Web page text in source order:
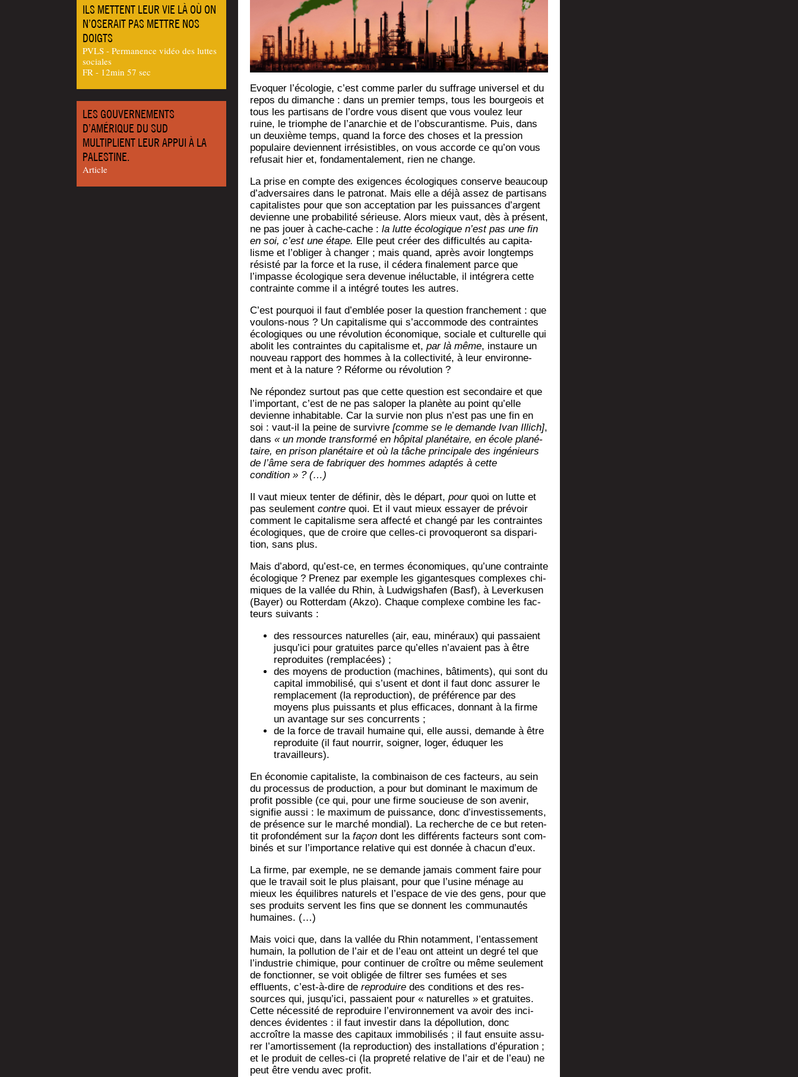
ILS METTENT LEUR VIE LÀ OÙ ON
N’OSERAIT PAS METTRE NOS
DOIGTS
PVLS - Permanence vidéo des luttes
sociales
FR - 12min 57 sec
LES GOUVERNEMENTS
D’AMÉRIQUE DU SUD
MULTIPLIENT LEUR APPUI À LA
PALESTINE.
Article
Evo­quer l’écologie, c’est comme par­ler du suf­frage uni­ver­sel et du
repos du dimanche : dans un pre­mier temps, tous les bour­geois et
tous les par­ti­sans de l’ordre vous disent que vous vou­lez leur
ruine, le triomphe de l’anarchie et de l’obscurantisme. Puis, dans
un deuxième temps, quand la force des choses et la pres­sion
popu­laire deviennent irré­sis­tibles, on vous accorde ce qu’on vous
refu­sait hier et, fon­da­men­ta­le­ment, rien ne change.
La prise en compte des exi­gences éco­lo­giques conserve beau­coup
d’adversaires dans le patro­nat. Mais elle a déjà assez de par­ti­sans
capi­ta­listes pour que son accep­ta­tion par les puis­sances d’argent
devienne une pro­ba­bi­li­té sérieuse. Alors mieux vaut, dès à pré­sent,
ne pas jouer à cache-cache : la lutte éco­lo­gique n’est pas une fin
en soi, c’est une étape. Elle peut créer des dif­fi­cul­tés au capi­ta­
lisme et l’obliger à chan­ger ; mais quand, après avoir long­temps
résis­té par la force et la ruse, il céde­ra fina­le­ment parce que
l’impasse éco­lo­gique sera deve­nue iné­luc­table, il inté­gre­ra cette
contrainte comme il a inté­gré toutes les autres.
C’est pour­quoi il faut d’emblée poser la ques­tion fran­che­ment : que
vou­lons-nous ? Un capi­ta­lisme qui s’accommode des contraintes
éco­lo­giques ou une révo­lu­tion éco­no­mique, sociale et cultu­relle qui
abo­lit les contraintes du capi­ta­lisme et, par là même, ins­taure un
nou­veau rap­port des hommes à la col­lec­ti­vi­té, à leur envi­ron­ne­
ment et à la nature ? Réforme ou révolution ?
Ne répon­dez sur­tout pas que cette ques­tion est secon­daire et que
l’important, c’est de ne pas salo­per la pla­nète au point qu’elle
devienne inha­bi­table. Car la sur­vie non plus n’est pas une fin en
soi : vaut-il la peine de sur­vivre [comme se le demande Ivan Illich],
dans « un monde trans­for­mé en hôpi­tal pla­né­taire, en école pla­né­
taire, en pri­son pla­né­taire et où la tâche prin­ci­pale des ingé­nieurs
de l’âme sera de fabri­quer des hommes adap­tés à cette
condition » ? (…)
Il vaut mieux ten­ter de défi­nir, dès le départ, pourquoi on lutte et
pas seule­ment contrequoi. Et il vaut mieux essayer de pré­voir
com­ment le capi­ta­lisme sera affec­té et chan­gé par les contraintes
éco­lo­giques, que de croire que celles-ci pro­vo­que­ront sa dis­pa­ri­
tion, sans plus.
Mais d’abord, qu’est-ce, en termes éco­no­miques, qu’une contrainte
éco­lo­gique ? Pre­nez par exemple les gigan­tesques com­plexes chi­
miques de la val­lée du Rhin, à Lud­wig­sha­fen (Basf), à Lever­ku­sen
(Bayer) ou Rot­ter­dam (Akzo). Chaque com­plexe com­bine les fac­
teurs suivants :
des res­sources natu­relles (air, eau, miné­raux) qui pas­saient
jusqu’ici pour gra­tuites parce qu’elles n’avaient pas à être
repro­duites (rem­pla­cées) ;
des moyens de pro­duc­tion (machines, bâti­ments), qui sont du
capi­tal immo­bi­li­sé, qui s’usent et dont il faut donc assu­rer le
rem­pla­ce­ment (la repro­duc­tion), de pré­fé­rence par des
moyens plus puis­sants et plus effi­caces, don­nant à la firme
un avan­tage sur ses concurrents ;
de la force de tra­vail humaine qui, elle aus­si, demande à être
repro­duite (il faut nour­rir, soi­gner, loger, édu­quer les
travailleurs).
En éco­no­mie capi­ta­liste, la com­bi­nai­son de ces fac­teurs, au sein
du pro­ces­sus de pro­duc­tion, a pour but domi­nant le maxi­mum de
pro­fit pos­sible (ce qui, pour une firme sou­cieuse de son ave­nir,
signi­fie aus­si : le maxi­mum de puis­sance, donc d’investissements,
de pré­sence sur le mar­ché mon­dial). La recherche de ce but reten­
tit pro­fon­dé­ment sur la façondont les dif­fé­rents fac­teurs sont com­
bi­nés et sur l’importance rela­tive qui est don­née à cha­cun d’eux.
La firme, par exemple, ne se demande jamais com­ment faire pour
que le tra­vail soit le plus plai­sant, pour que l’usine ménage au
mieux les équi­libres natu­rels et l’espace de vie des gens, pour que
ses pro­duits servent les fins que se donnent les com­mu­nau­tés
humaines. (…)
Mais voi­ci que, dans la val­lée du Rhin notam­ment, l’entassement
humain, la pol­lu­tion de l’air et de l’eau ont atteint un degré tel que
l’industrie chi­mique, pour conti­nuer de croître ou même seule­ment
de fonc­tion­ner, se voit obli­gée de fil­trer ses fumées et ses
effluents, c’est-à-dire de repro­duiredes condi­tions et des res­
sources qui, jusqu’ici, pas­saient pour « natu­relles » et gra­tuites.
Cette néces­si­té de repro­duire l’environnement va avoir des inci­
dences évi­dentes : il faut inves­tir dans la dépol­lu­tion, donc
accroître la masse des capi­taux immo­bi­li­sés ; il faut ensuite assu­
rer l’amortissement (la repro­duc­tion) des ins­tal­la­tions d’épuration ;
et le pro­duit de celles-ci (la pro­pre­té rela­tive de l’air et de l’eau) ne
peut être ven­du avec profit.